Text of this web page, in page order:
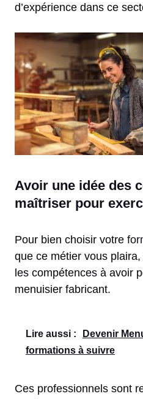
d’expérience dans ce
Avoir une idée des
maîtriser pour
Pour bien choisir votre
que ce métier vous
les compétences à avoir
menuisier fabricant.
Lire aussi :
Devenir
formations à suivre
Ces professionnels sont